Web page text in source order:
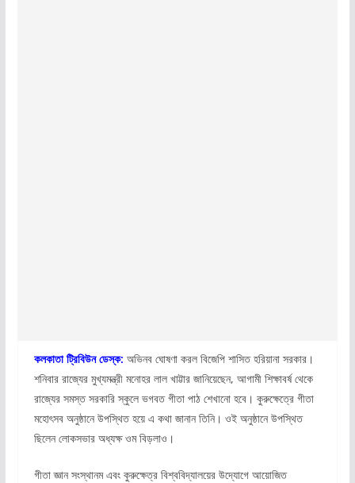
কলকাতা ট্রিবিউন ডেস্ক: অভিনব ঘোষণা করল বিজেপি শাসিত হরিয়ানা সরকার।
শনিবার রাজ্যের মুখ্যমন্ত্রী মনোহর লাল খাট্টার জানিয়েছেন, আগামী শিক্ষাবর্ষ থেকে
রাজ্যের সমস্ত সরকারি স্কুলে ভগবত গীতা পাঠ শেখানো হবে। কুরুক্ষেত্রে গীতা
মহোৎসব অনুষ্ঠানে উপস্থিত হয়ে এ কথা জানান তিনি। ওই অনুষ্ঠানে উপস্থিত
ছিলেন লোকসভার অধ্যক্ষ ওম বিড়লাও।
গীতা জ্ঞান সংস্থানম এবং কুরুক্ষেত্র বিশ্ববিদ্যালয়ের উদ্যোগে আয়োজিত